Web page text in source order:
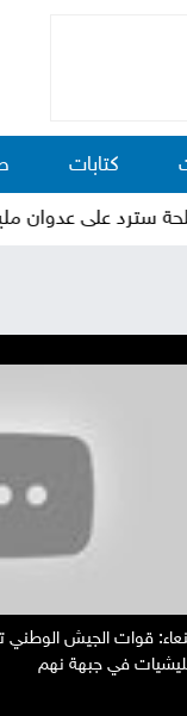
كتابات
على عدوان
قوات الجيش الوطني
في جبهة نهم